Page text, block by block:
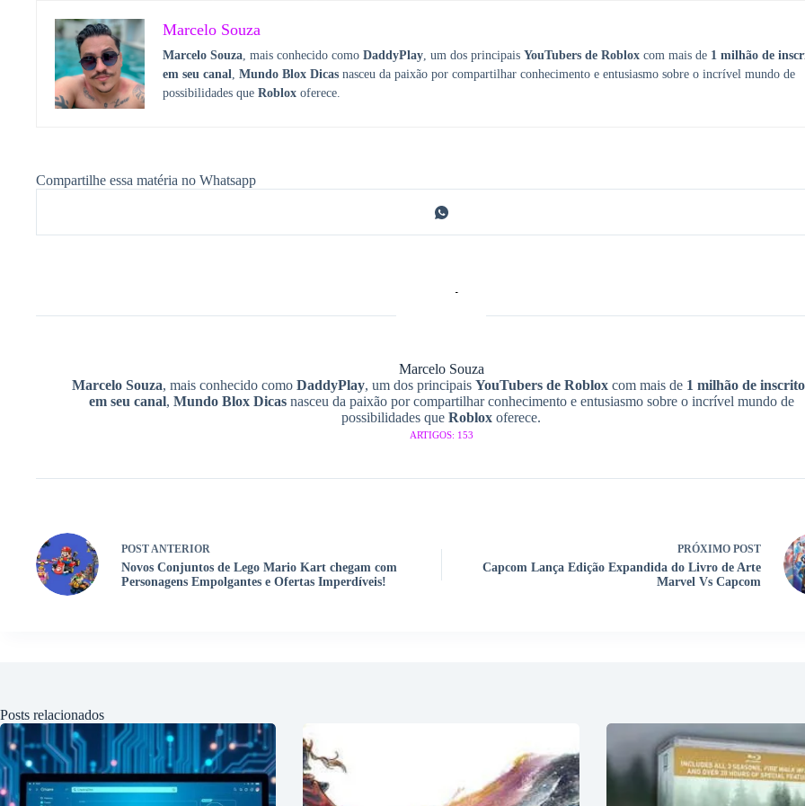
Marcelo Souza
Marcelo Souza, mais conhecido como DaddyPlay, um dos principais YouTubers de Roblox com mais de 1 milhão de
em seu canal, Mundo Blox Dicas nasceu da paixão por compartilhar conhecimento e entusiasmo sobre o incrível mundo de
possibilidades que Roblox oferece.
Compartilhe essa matéria no Whatsapp
Marcelo Souza
Marcelo Souza, mais conhecido como DaddyPlay, um dos principais YouTubers de Roblox com mais de 1 milhão de
em seu canal, Mundo Blox Dicas nasceu da paixão por compartilhar conhecimento e entusiasmo sobre o incrível mundo de
possibilidades que Roblox oferece.
ARTIGOS: 153
POST ANTERIOR
Novos Conjuntos de Lego Mario Kart chegam com
Personagens Empolgantes e Ofertas Imperdíveis!
PRÓXIMO POST
Capcom Lança Edição Expandida do Livro de Arte
Marvel Vs Capcom
Posts relacionados